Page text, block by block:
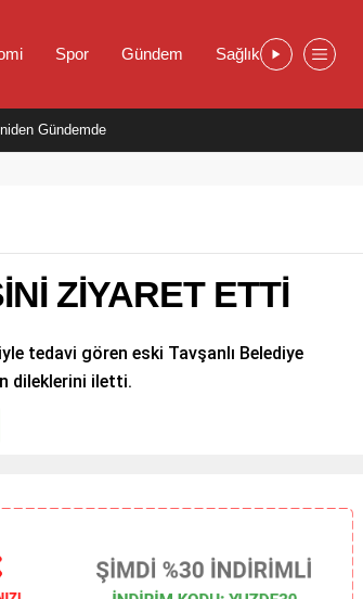
Spor Gündem Sağlık
Gündemde
ZİYARET ETTİ
tedavi gören eski Tavşanlı Belediye
dileklerini iletti.